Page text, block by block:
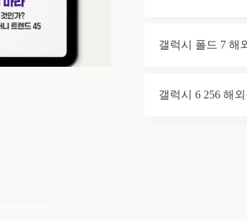
갤럭시 폴드 7 해
갤럭시 6 256 해외